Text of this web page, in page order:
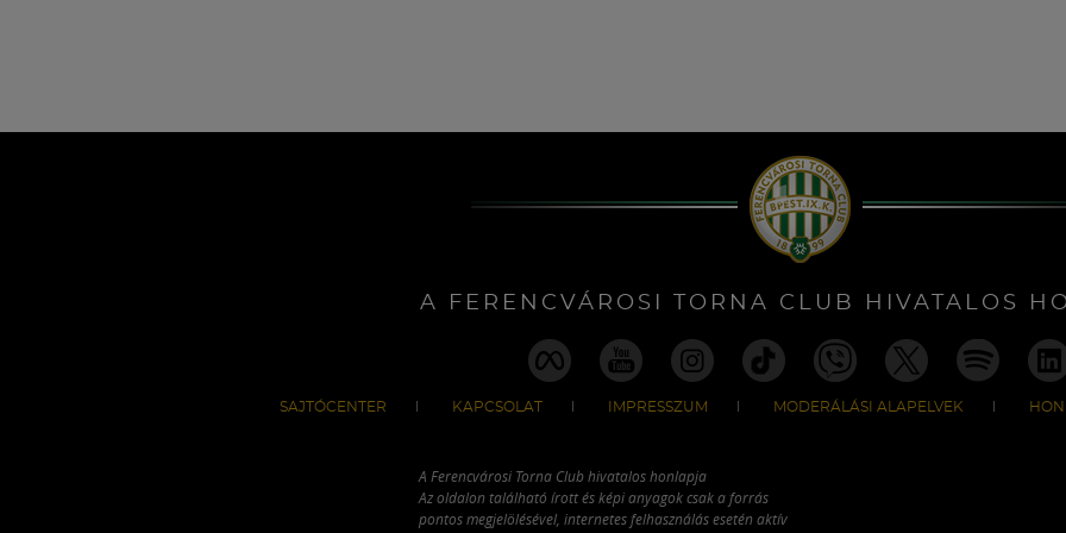
A FERENCVÁROSI TORNA CLUB HIVATALOS
SAJTÓCENTER KAPCSOLAT IMPRESSZUM MODERÁLÁSI ALAPELVEK
A Ferencvárosi Torna Club hivatalos honlapja
Az oldalon található írott és képi anyagok csak a forrás
pontos megjelölésével, internetes felhasználás esetén aktív